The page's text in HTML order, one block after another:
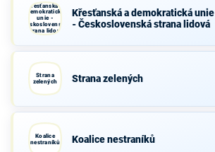
Křesťanská a
demokratická
unie -
Československá
strana lidová
Křesťanská a demokratická unie
- Československá strana lidová
Strana
zelených
Strana zelených
Koalice
nestraníků
Koalice nestraníků